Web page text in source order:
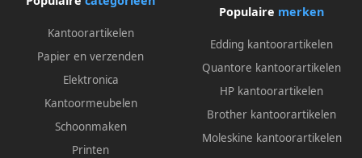
Kantoorartikelen
Papier en verzenden
Elektronica
Kantoormeubelen
Schoonmaken
Printen
Populaire merken
Edding kantoorartikelen
Quantore kantoorartikelen
HP kantoorartikelen
Brother kantoorartikelen
Moleskine kantoorartikelen